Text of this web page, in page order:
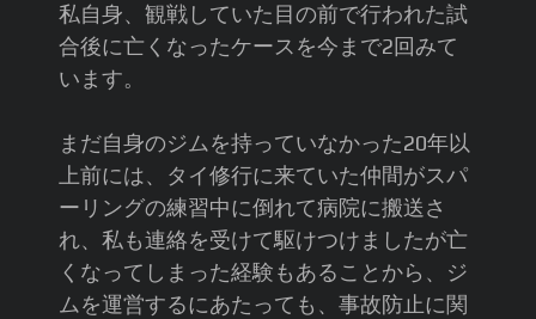
私自身、観戦していた目の前で行われた試
合後に亡くなったケースを今まで2回みて
います。
まだ自身のジムを持っていなかった20年以
上前には、タイ修行に来ていた仲間がスパ
ーリングの練習中に倒れて病院に搬送さ
れ、私も連絡を受けて駆けつけましたが亡
くなってしまった経験もあることから、ジ
ムを運営するにあたっても、事故防止に関